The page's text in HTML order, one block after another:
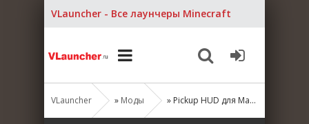
VLauncher - Все лаунчеры Minecraft
VLauncher » Моды » Pickup HUD для Майнкрафт [1.21.10, 1.21.9]